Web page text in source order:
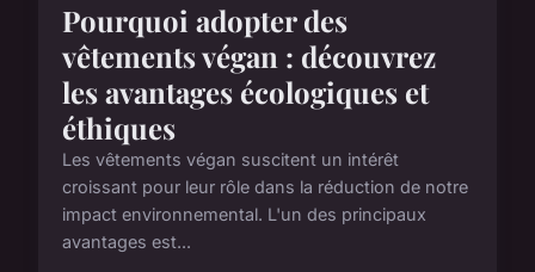
Pourquoi adopter des
vêtements végan : découvrez
les avantages écologiques et
éthiques
Les vêtements végan suscitent un intérêt
croissant pour leur rôle dans la réduction de notre
impact environnemental. L'un des principaux
avantages est...